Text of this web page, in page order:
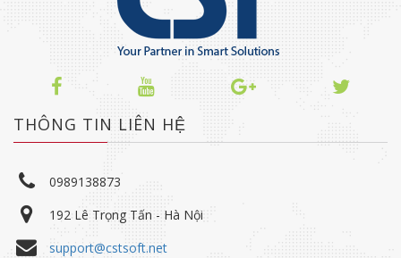
THÔNG TIN LIÊN HỆ
0989138873
192 Lê Trọng Tấn - Hà Nội
support@cstsoft.net